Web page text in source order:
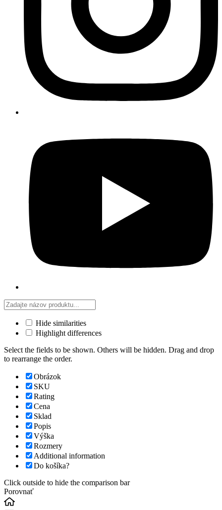
Hide similarities
Highlight differences
Select the fields to be shown. Others will be hidden. Drag and drop
to rearrange the order.
Obrázok
SKU
Rating
Cena
Sklad
Popis
Výška
Rozmery
Additional information
Do košíka?
Click outside to hide the comparison bar
Porovnať